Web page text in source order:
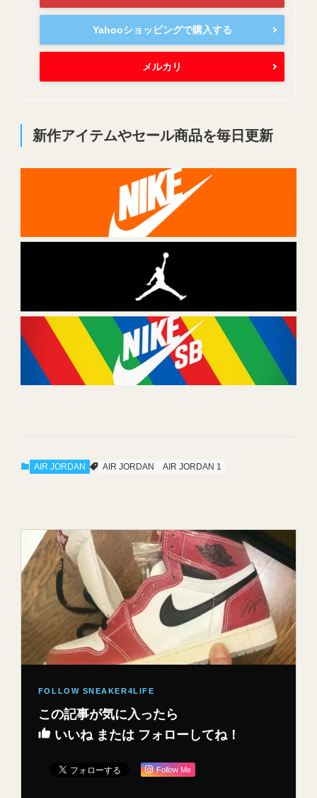
Yahooショッピングで購入する
メルカリ
新作アイテムやセール商品を毎日更新
AIR JORDAN AIR JORDAN AIR JORDAN 1
この記事が気に入ったら
いいね または フォローしてね！
Follow Me